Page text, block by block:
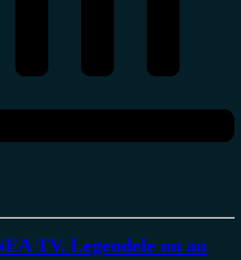
TV. Legendele nu au